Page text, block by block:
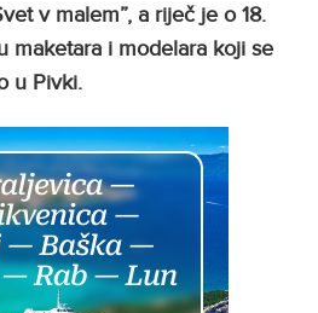
v malem”, a riječ je o 18.
maketara i modelara koji se
u Pivki.